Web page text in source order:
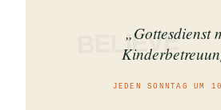
BELIEVE
„Gottesdienst
JEDEN SONNTAG UM